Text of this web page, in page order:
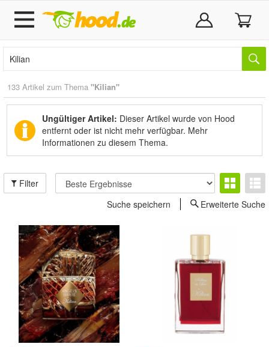
133 Artikel zum Thema "Kilian"
Ungültiger Artikel: Dieser Artikel wurde von Hood
entfernt oder ist nicht mehr verfügbar. Mehr
Informationen zu diesem Thema.
Filter
Suche speichern
Erweiterte Suche